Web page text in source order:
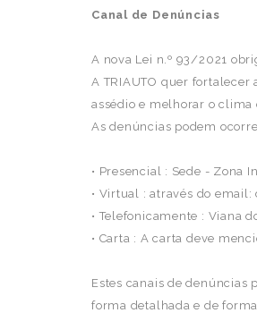
Canal de Denúncias
A nova Lei n.º 93/2021
A TRIAUTO quer
assédio e melhorar o clima
As denúncias podem
• Presencial : Sede - Zona
• Virtual : através do
• Telefonicamente : Viana
• Carta : A carta deve
Estes canais de denúncias
forma detalhada e de